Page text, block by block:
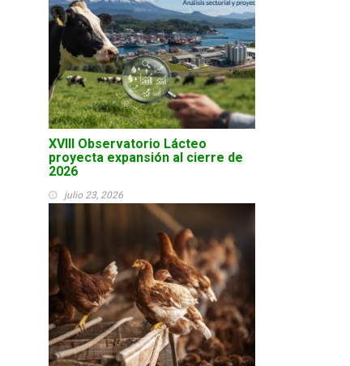
XVIII Observatorio Lácteo
proyecta expansión al cierre de
2026
julio 23, 2026